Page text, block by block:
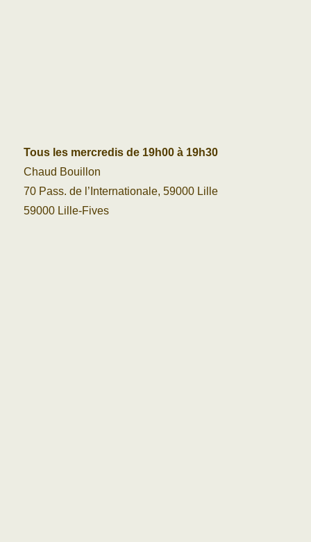
Tous les mercredis de 19h00 à 19h30
Chaud Bouillon
70 Pass. de l’Internationale, 59000 Lille
59000 Lille-Fives